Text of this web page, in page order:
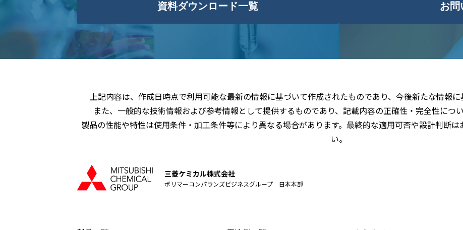
資料ダウンロード一覧 お問
上記内容は、作成日時点で利用可能な最新の情報に基づいて作成されたものであり、今後新たな情報に
また、一般的な技術情報および参考情報として提供するものであり、記載内容の正確性・完全性につ
製品の性能や特性は使用条件・加工条件等により異なる場合があります。最終的な適用可否や設計判断
い。
三菱ケミカル株式会社
ポリマーコンパウンズビジネスグループ 日本本部